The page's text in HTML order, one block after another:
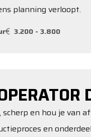
planning verloopt.
3.200 - 3.800
scherp en hou je van
en